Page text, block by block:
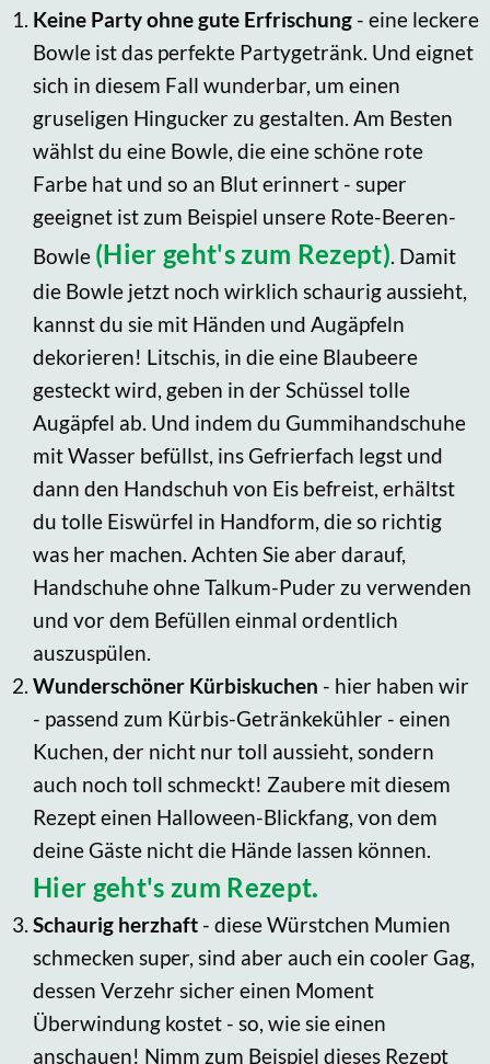
Keine Party ohne gute Erfrischung - eine leckere
Bowle ist das perfekte Partygetränk. Und eignet
sich in diesem Fall wunderbar, um einen
gruseligen Hingucker zu gestalten. Am Besten
wählst du eine Bowle, die eine schöne rote
Farbe hat und so an Blut erinnert - super
geeignet ist zum Beispiel unsere Rote-Beeren-
Bowle (Hier geht's zum Rezept). Damit
die Bowle jetzt noch wirklich schaurig aussieht,
kannst du sie mit Händen und Augäpfeln
dekorieren! Litschis, in die eine Blaubeere
gesteckt wird, geben in der Schüssel tolle
Augäpfel ab. Und indem du Gummihandschuhe
mit Wasser befüllst, ins Gefrierfach legst und
dann den Handschuh von Eis befreist, erhältst
du tolle Eiswürfel in Handform, die so richtig
was her machen. Achten Sie aber darauf,
Handschuhe ohne Talkum-Puder zu verwenden
und vor dem Befüllen einmal ordentlich
auszuspülen.
Wunderschöner Kürbiskuchen - hier haben wir
- passend zum Kürbis-Getränkekühler - einen
Kuchen, der nicht nur toll aussieht, sondern
auch noch toll schmeckt! Zaubere mit diesem
Rezept einen Halloween-Blickfang, von dem
deine Gäste nicht die Hände lassen können.
Hier geht's zum Rezept.
Schaurig herzhaft - diese Würstchen Mumien
schmecken super, sind aber auch ein cooler Gag,
dessen Verzehr sicher einen Moment
Überwindung kostet - so, wie sie einen
anschauen! Nimm zum Beispiel dieses Rezept